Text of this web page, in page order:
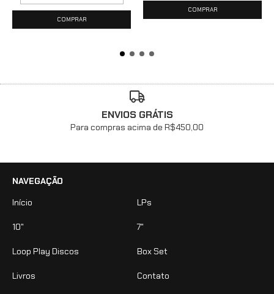
ENVIOS GRÁTIS
Para compras acima de R$450,00
NAVEGAÇÃO
Início
LPs
10" 7"
Loop Play Discos Box Set
Livros Contato